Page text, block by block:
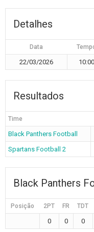
Detalhes
Data
22/03/2026 10:00
Resultados
Time
Black Panthers Football
Spartans Football 2
Black Panthers
Posição 2PT FR TDT
0 0 0